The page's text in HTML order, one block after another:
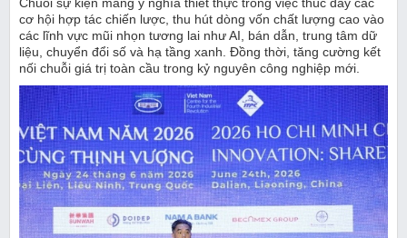
cơ hội hợp tác chiến lược, thu hút dòng vốn chất lượng cao vào
các lĩnh vực mũi nhọn tương lai như AI, bán dẫn, trung tâm dữ
liệu, chuyển đổi số và hạ tầng xanh. Đồng thời, tăng cường kết
nối chuỗi giá trị toàn cầu trong kỷ nguyên công nghiệp mới.